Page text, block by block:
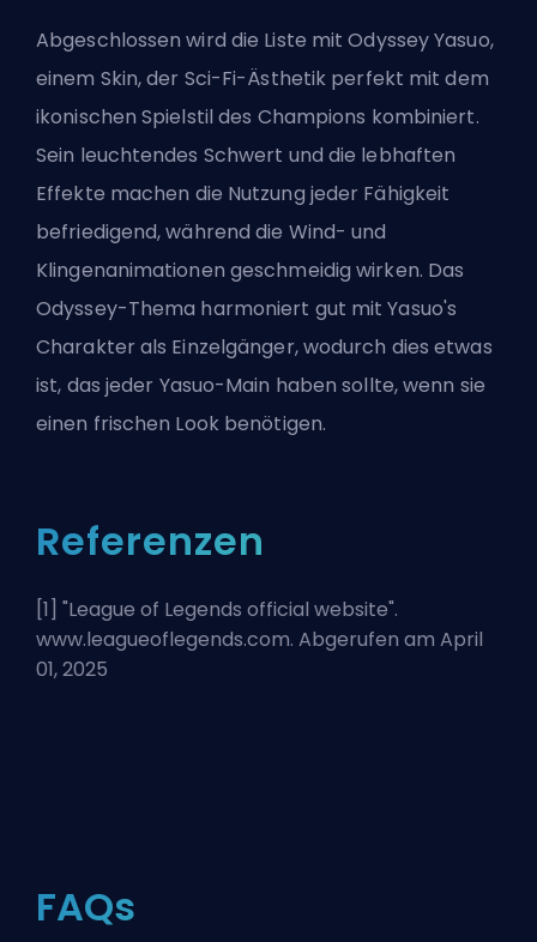
Abgeschlossen wird die Liste mit Odyssey Yasuo,
einem Skin, der Sci-Fi-Ästhetik perfekt mit dem
ikonischen Spielstil des Champions kombiniert.
Sein leuchtendes Schwert und die lebhaften
Effekte machen die Nutzung jeder Fähigkeit
befriedigend, während die Wind- und
Klingenanimationen geschmeidig wirken. Das
Odyssey-Thema harmoniert gut mit Yasuo's
Charakter als Einzelgänger, wodurch dies etwas
ist, das jeder Yasuo-Main haben sollte, wenn sie
einen frischen Look benötigen.
Referenzen
[1] "League of Legends official website".
www.leagueoflegends.com. Abgerufen am April
01, 2025
FAQs